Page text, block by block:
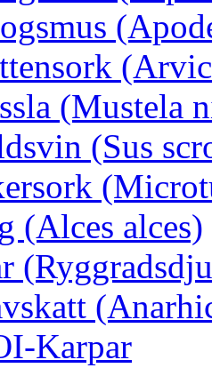
(Mustela
(Sus
(Alces alces)
Karpar